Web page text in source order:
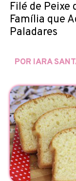
Filé de Peixe
Família que
Paladares
POR IARA